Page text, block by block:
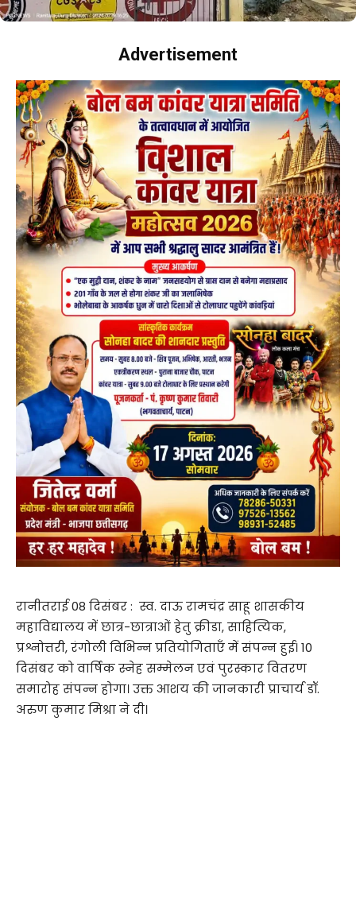
Advertisement
रानीतराई 08 दिसंबर : स्व. दाऊ रामचंद्र साहू शासकीय
महाविद्यालय में छात्र-छात्राओं हेतु क्रीडा, साहित्यिक,
प्रश्नोत्तरी, रंगोली विभिन्न प्रतियोगिताएँ में संपन्न हुई। 10
दिसंबर को वार्षिक स्नेह सम्मेलन एवं पुरस्कार वितरण
समारोह संपन्न होगा। उक्त आशय की जानकारी प्राचार्य डॉ.
अरुण कुमार मिश्रा ने दी।